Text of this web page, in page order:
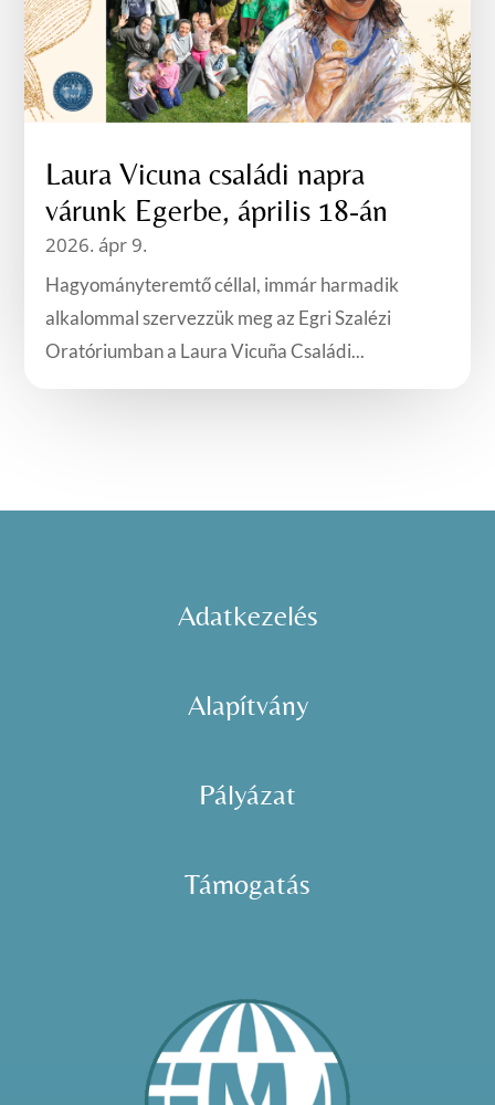
Laura Vicuna családi napra
várunk Egerbe, április 18-án
2026. ápr 9.
Hagyományteremtő céllal, immár harmadik
alkalommal szervezzük meg az Egri Szalézi
Oratóriumban a Laura Vicuña Családi...
Adatkezelés
Alapítvány
Pályázat
Támogatás